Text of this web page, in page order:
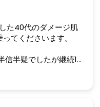
た40代のダメージ肌
てくださいます。
信半疑でしたが継続1